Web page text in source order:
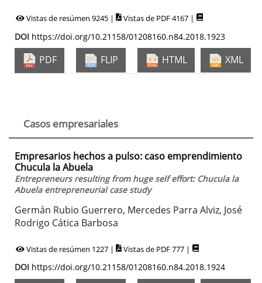
Vistas de resúmen 9245 | Vistas de PDF 4167 |
DOI https://doi.org/10.21158/01208160.n84.2018.1923
PDF FLIP HTML XML
Casos empresariales
Empresarios hechos a pulso: caso emprendimiento
Chucula la Abuela
Entrepreneurs resulting from huge self effort: Chucula la
Abuela entrepreneurial case study
Germán Rubio Guerrero, Mercedes Parra Alviz, José
Rodrigo Cática Barbosa
Vistas de resúmen 1227 | Vistas de PDF 777 |
DOI https://doi.org/10.21158/01208160.n84.2018.1924